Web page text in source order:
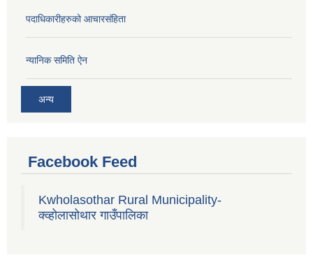
पदाधिकारीहरुको आचारसंहिता
न्यानिक समिति ऐन
अन्य
Facebook Feed
Kwholasothar Rural Municipality-
क्व्होलासोथार गाउँपालिका